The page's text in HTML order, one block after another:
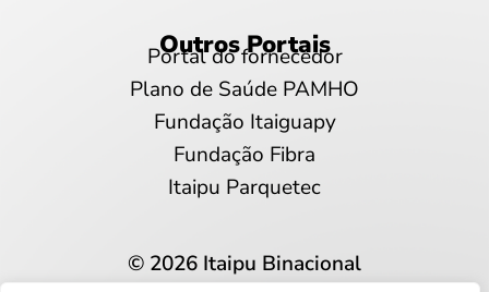
Outros Portais
Portal do fornecedor
Plano de Saúde PAMHO
Fundação Itaiguapy
Fundação Fibra
Itaipu Parquetec
© 2026 Itaipu Binacional